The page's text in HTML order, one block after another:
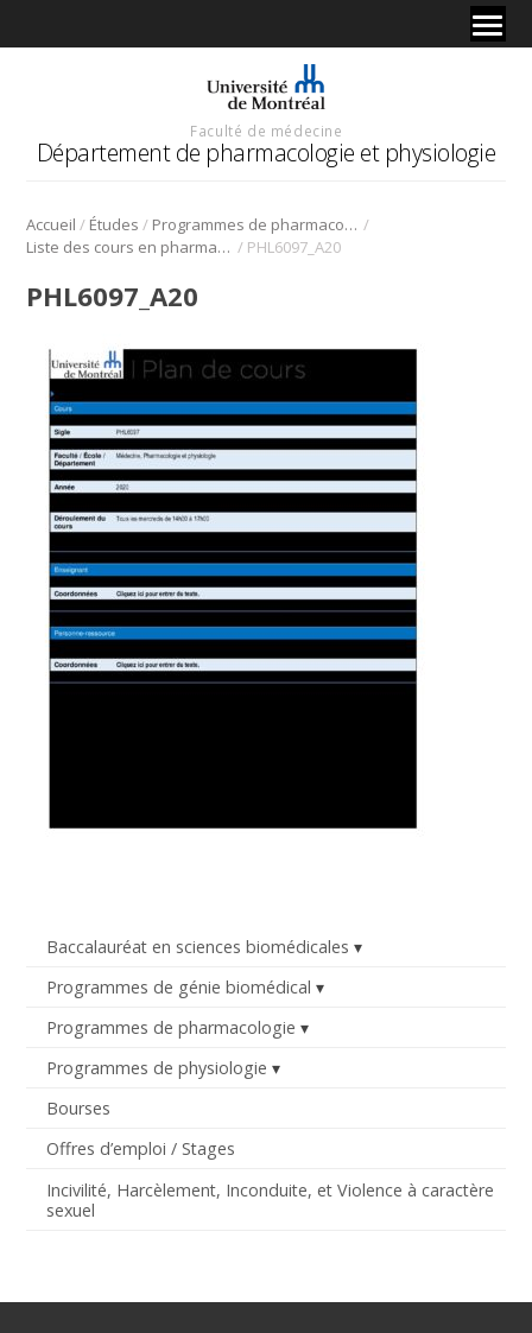
Faculté de médecine
Département de pharmacologie et physiologie
Accueil / Études / Programmes de pharmacologie /
Liste des cours en pharmacologie / PHL6097_A20
Baccalauréat en sciences biomédicales
Programmes de génie biomédical
Programmes de pharmacologie
Programmes de physiologie
Bourses
Offres d’emploi / Stages
Incivilité, Harcèlement, Inconduite, et Violence à caractère
sexuel
PHL6097_A20